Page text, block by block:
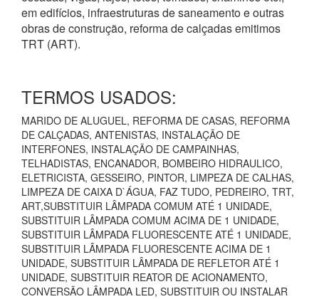
em edifícios, infraestruturas de saneamento e outras
obras de construção, reforma de calçadas emitimos
TRT (ART).
TERMOS USADOS:
MARIDO DE ALUGUEL, REFORMA DE CASAS, REFORMA
DE CALÇADAS, ANTENISTAS, INSTALAÇÃO DE
INTERFONES, INSTALAÇÃO DE CAMPAINHAS,
TELHADISTAS, ENCANADOR, BOMBEIRO HIDRAULICO,
ELETRICISTA, GESSEIRO, PINTOR, LIMPEZA DE CALHAS,
LIMPEZA DE CAIXA D`ÁGUA, FAZ TUDO, PEDREIRO, TRT,
ART,SUBSTITUIR LÂMPADA COMUM ATÉ 1 UNIDADE,
SUBSTITUIR LÂMPADA COMUM ACIMA DE 1 UNIDADE,
SUBSTITUIR LÂMPADA FLUORESCENTE ATÉ 1 UNIDADE,
SUBSTITUIR LÂMPADA FLUORESCENTE ACIMA DE 1
UNIDADE, SUBSTITUIR LÂMPADA DE REFLETOR ATÉ 1
UNIDADE, SUBSTITUIR REATOR DE ACIONAMENTO,
CONVERSÃO LÂMPADA LED, SUBSTITUIR OU INSTALAR